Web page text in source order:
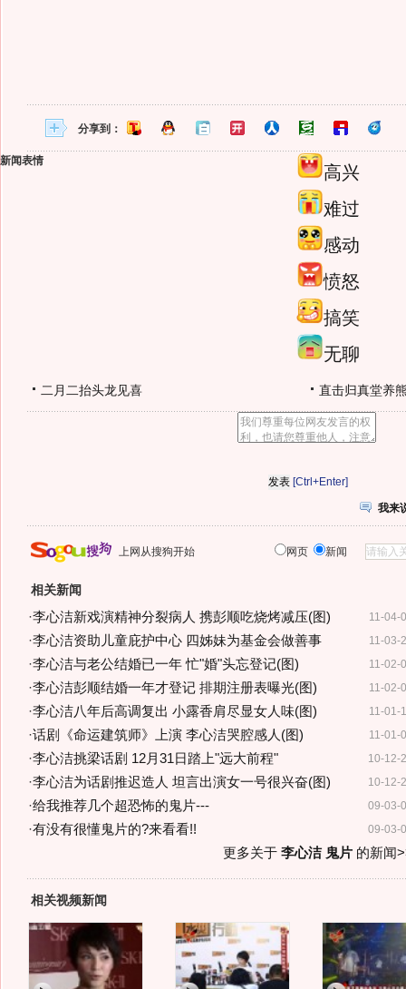
分享到：
新闻表情
高兴
难过
感动
愤怒
搞笑
无聊
二月二抬头龙见喜 直击归真堂养
[Ctrl+Enter]
我来
上网从搜狗开始 网页 新闻
相关新闻
11-04-
·李心洁新戏演精神分裂病人 携彭顺吃烧烤减压(图)
11-03-
·李心洁资助儿童庇护中心 四姊妹为基金会做善事
11-02-
·李心洁与老公结婚已一年 忙"婚"头忘登记(图)
11-02-
·李心洁彭顺结婚一年才登记 排期注册表曝光(图)
11-01-
·李心洁八年后高调复出 小露香肩尽显女人味(图)
11-01-
·话剧《命运建筑师》上演 李心洁哭腔感人(图)
10-12-
·李心洁挑梁话剧 12月31日踏上"远大前程"
10-12-
·李心洁为话剧推迟造人 坦言出演女一号很兴奋(图)
09-03-
·给我推荐几个超恐怖的鬼片---
09-03-
·有没有很懂鬼片的?来看看!!
更多关于 李心洁 鬼片的新闻
相关视频新闻